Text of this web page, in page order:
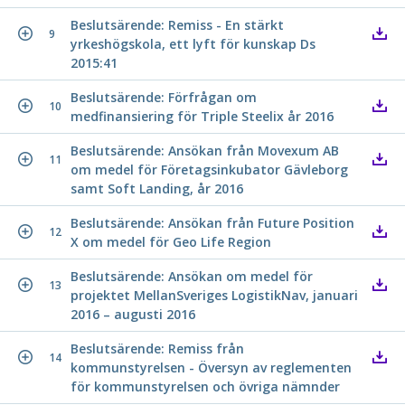
9
Beslutsärende: Remiss - En stärkt
yrkeshögskola, ett lyft för kunskap Ds
2015:41
10
Beslutsärende: Förfrågan om
medfinansiering för Triple Steelix år 2016
11
Beslutsärende: Ansökan från Movexum AB
om medel för Företagsinkubator Gävleborg
samt Soft Landing, år 2016
12
Beslutsärende: Ansökan från Future Position
X om medel för Geo Life Region
13
Beslutsärende: Ansökan om medel för
projektet MellanSveriges LogistikNav, januari
2016 – augusti 2016
14
Beslutsärende: Remiss från
kommunstyrelsen - Översyn av reglementen
för kommunstyrelsen och övriga nämnder